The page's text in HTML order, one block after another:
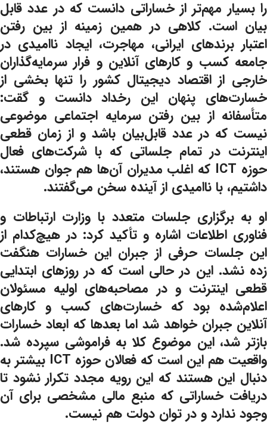
را بسیار مهم‌تر از خساراتی دانست که در عدد قابل‌
بیان است. کلاهی در همین زمینه از بین رفتن
اعتبار برندهای ایرانی، مهاجرت، ایجاد ناامیدی در
جامعه کسب و کارهای آنلاین و فرار سرمایه‌گذاران
خارجی از اقتصاد دیجیتال کشور را تنها بخشی از
خسارت‌های پنهان این رخداد دانست و گقت:
متأسفانه از بین رفتن سرمایه‌ اجتماعی موضوعی
نیست که در عدد قابل‌بیان باشد و از زمان قطعی
اینترنت در تمام جلساتی که با شرکت‌های فعال
حوزه ICT که اغلب مدیران آن‌ها هم جوان هستند،
داشتیم، با ناامیدی از آینده سخن می‌گفتند.
او به برگزاری جلسات متعدد با وزارت ارتباطات و
فناوری اطلاعات اشاره‌ و تأکید کرد: در هیچ‌کدام از
این جلسات حرفی از جبران این خسارات هنگفت
زده نشد. این در حالی است که در روزهای ابتدایی
قطعی اینترنت و در مصاحبه‌های اولیه مسئولان
اعلام‌شده بود که خسارت‌های کسب و کارهای
آنلاین جبران خواهد شد اما بعدها که ابعاد خسارات
بازتر شد، این موضوع کلا به فراموشی سپرده شد.
واقعیت هم این است که فعالان حوزه ICT بیشتر به
دنبال این هستند که این رویه مجدد تکرار نشود تا
دریافت خساراتی که منبع مالی مشخصی برای آن
وجود ندارد و در توان دولت هم نیست.